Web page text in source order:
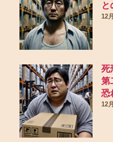
と
12
死
第
恐
12